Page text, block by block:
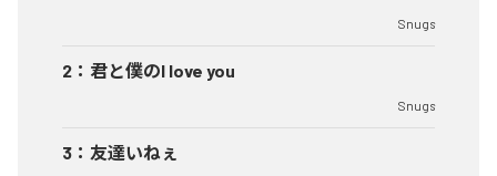
Snugs
2 ： 君と僕のI love you
Snugs
3 ： 友達いねぇ